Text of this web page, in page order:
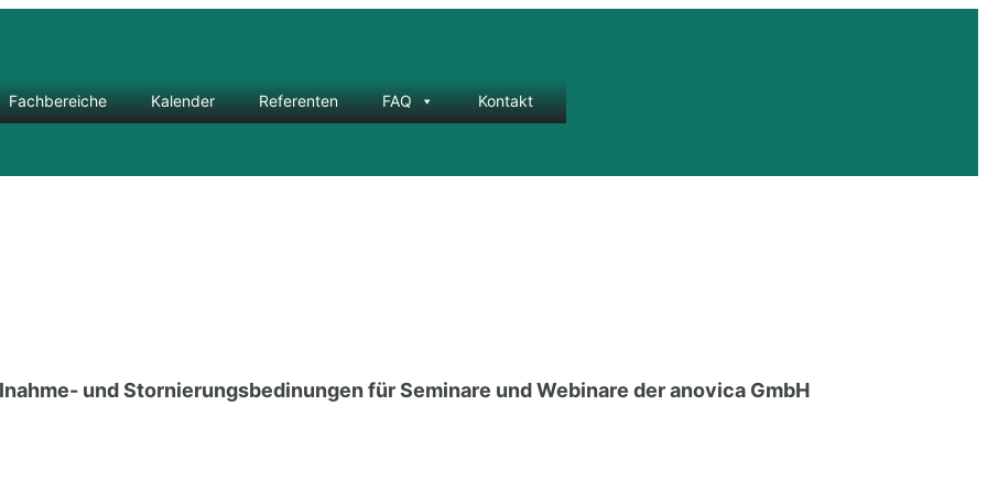
Fachbereiche Kalender Referenten FAQ Kontakt
und Stornierungsbedinungen für Seminare und Webinare der anovica GmbH